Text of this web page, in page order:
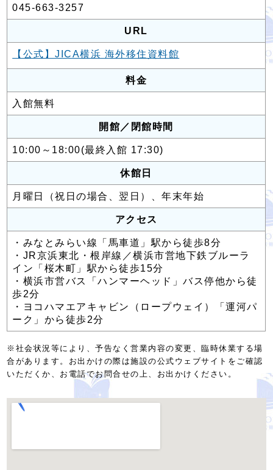
045-663-3257
URL
【公式】JICA横浜 海外移住資料館
料金
入館無料
開館／閉館時間
10:00～18:00(最終入館 17:30)
休館日
月曜日（祝日の場合、翌日）、年末年始
アクセス
・みなとみらい線「馬車道」駅から徒歩8分
・JR京浜東北・根岸線／横浜市営地下鉄ブルーラ
イン「桜木町」駅から徒歩15分
・横浜市営バス「ハンマーヘッド」バス停他から徒
歩2分
・ヨコハマエアキャビン（ロープウェイ）「運河パ
ーク」から徒歩2分
※社会状況等により、予告なく営業内容の変更、臨時休業する場
合があります。お出かけの際は施設の公式ウェブサイトをご確認
いただくか、お電話でお問合せの上、お出かけください。